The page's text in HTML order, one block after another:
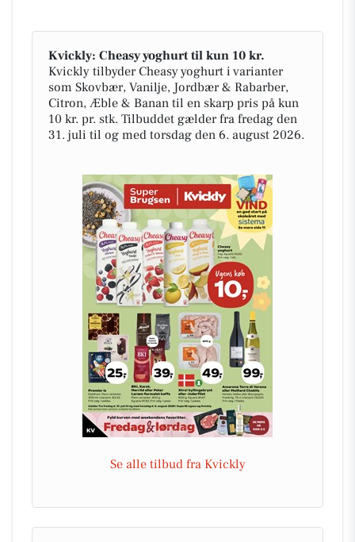
Kvickly: Cheasy yoghurt til kun 10 kr.
Kvickly tilbyder Cheasy yoghurt i varianter
som Skovbær, Vanilje, Jordbær & Rabarber,
Citron, Æble & Banan til en skarp pris på kun
10 kr. pr. stk. Tilbuddet gælder fra fredag den
31. juli til og med torsdag den 6. august 2026.
Se alle tilbud fra Kvickly